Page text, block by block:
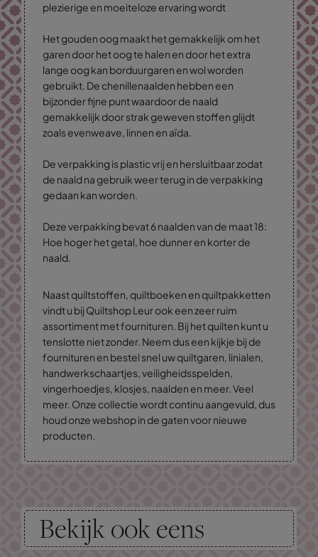
plezierige en moeiteloze ervaring wordt
Het gouden oog maakt het gemakkelijk om het
garen door het oog te halen en door het extra
lange oog kan borduurgaren en wol worden
gebruikt. De chenillenaalden hebben een
bijzonder fijne punt waardoor de naald
gemakkelijk door strak geweven stoffen glijdt
zoals evenweave, linnen en aïda.
De verpakking is plastic vrij en hersluitbaar zodat
de naald na gebruik weer terug in de verpakking
gedaan kan worden.
Deze verpakking bevat 6 naalden van de maat 18:
Hoe hoger het getal, hoe dunner en korter de
naald.
Naast quiltstoffen, quiltboeken en quiltpakketten
vindt u bij Quiltshop Leur ook een zeer ruim
assortiment met fournituren. Bij het quilten kunt u
tenslotte niet zonder. Neem dus een kijkje bij de
fournituren en bestel snel uw quiltgaren, linialen,
handwerkschaartjes, veiligheidsspelden,
vingerhoedjes, klosjes, naalden en meer. Veel
meer. Onze collectie wordt continu aangevuld, dus
houd onze webshop in de gaten voor nieuwe
producten.
Bekijk ook eens